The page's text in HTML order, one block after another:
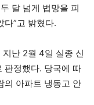
달 넘게 법망을 피
다”고 밝혔다.
난 2월 4일 실종 신
판정했다. 당국에 따
의 아파트 냉동고 안